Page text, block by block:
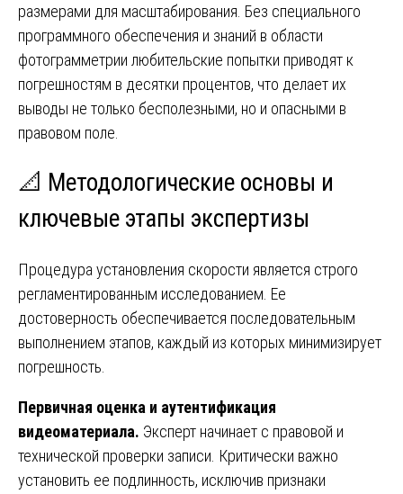
размерами для масштабирования. Без специального
программного обеспечения и знаний в области
фотограмметрии любительские попытки приводят к
погрешностям в десятки процентов, что делает их
выводы не только бесполезными, но и опасными в
правовом поле.
📐 Методологические основы и
ключевые этапы экспертизы
Процедура установления скорости является строго
регламентированным исследованием. Ее
достоверность обеспечивается последовательным
выполнением этапов, каждый из которых минимизирует
погрешность.
Первичная оценка и аутентификация
видеоматериала. Эксперт начинает с правовой и
технической проверки записи. Критически важно
установить ее подлинность, исключив признаки